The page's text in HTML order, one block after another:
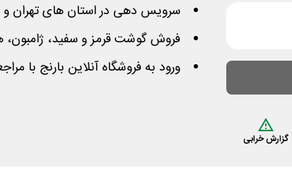
گزارش خرابی
سرویس دهی در استان های تهران و
فروش گوشت قرمز و سفید، ژامبون،
ورود به فروشگاه آنلاین بارنج با